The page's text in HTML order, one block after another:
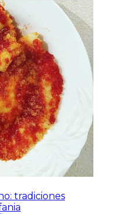
tradiciones